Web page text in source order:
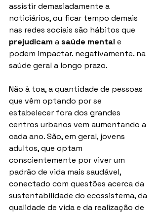
assistir demasiadamente a
noticiários, ou ficar tempo demais
nas redes sociais são hábitos que
prejudicam a saúde mental e
podem impactar. negativamente. na
saúde geral a longo prazo.
Não à toa, a quantidade de pessoas
que vêm optando por se
estabelecer fora dos grandes
centros urbanos vem aumentando a
cada ano. São, em geral, jovens
adultos, que optam
conscientemente por viver um
padrão de vida mais saudável,
conectado com questões acerca da
sustentabilidade do ecossistema, da
qualidade de vida e da realização de